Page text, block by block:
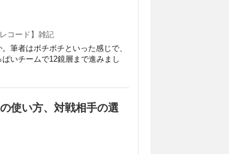
レコード】雑記
筆者はボチボチといった感じで、
いチームで12鏡層まで進みまし
使い方、対戦相手の選